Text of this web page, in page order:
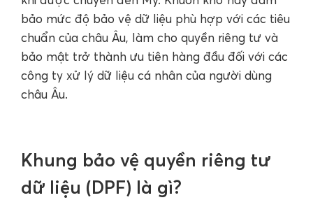
bảo mức độ bảo vệ dữ liệu phù hợp với các tiêu
chuẩn của châu Âu, làm cho quyền riêng tư và
bảo mật trở thành ưu tiên hàng đầu đối với các
công ty xử lý dữ liệu cá nhân của người dùng
châu Âu.
Khung bảo vệ quyền riêng tư
dữ liệu (DPF) là gì?